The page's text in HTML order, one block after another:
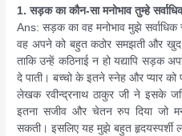
1. सड़क का कौन-सा मनोभाव तुम्हे
Ans: सड़क का वह मनोभाव मुझे सर्वाधिक
वह अपने को बहुत कठोर समझती और खुद
ताकि उन्हें कठिनाई न हो यद्यापि सड़क
दे पाती। बच्चो के इतने स्नेह और प्यार को
लेखक रवीन्द्रनाथ ठाकुर जी ने इसके
इतना सजीव और चेतन रुप दिया जो
सकती। इसलिए यह मुझे बहुत हृदयस्पर्शी